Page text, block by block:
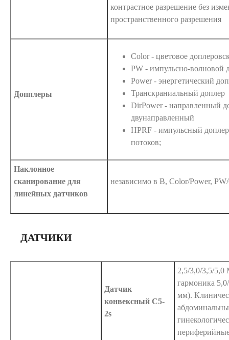
контрастное разрешение без
пространственного разрешения
Допплеры
Color - цветовое
PW - импульсно-волновой
Power - энергетический
Транскраниальный доплер
DirPower - направленный
двунаправленный
HPRF - импульсный
потоков;
Наклонное
сканирование для
линейных датчиков
независимо в B, Color/Power,
ДАТЧИКИ
Датчик
конвексный C5-
2s
2,5/3,0/3,5/5,0
гармоника
мм).